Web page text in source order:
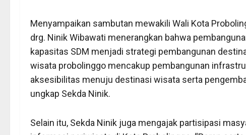
Menyampaikan sambutan mewakili Wali Kota
drg. Ninik Wibawati menerangkan bahwa
kapasitas SDM menjadi strategi pembangunan
wisata probolinggo mencakup pembangunan
aksesibilitas menuju destinasi wisata serta
ungkap Sekda Ninik.
Selain itu, Sekda Ninik juga mengajak partisipasi